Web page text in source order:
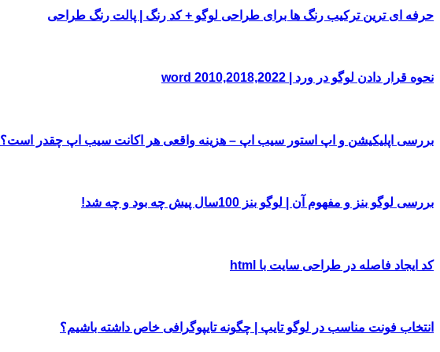
حرفه ای ترین ترکیب رنگ ها برای طراحی لوگو + کد رنگ | پالت رنگ طراحی
نحوه قرار دادن لوگو در ورد | word 2010,2018,2022
بررسی اپلیکیشن و اپ استور سیب اپ – هزینه واقعی هر اکانت سیب اپ چقدر است؟
بررسی لوگو بنز و مفهوم آن | لوگو بنز 100سال پیش چه بود و چه شد!
کد ایجاد فاصله در طراحی سایت با html
انتخاب فونت مناسب در لوگو تایپ | چگونه تایپوگرافی خاص داشته باشیم؟